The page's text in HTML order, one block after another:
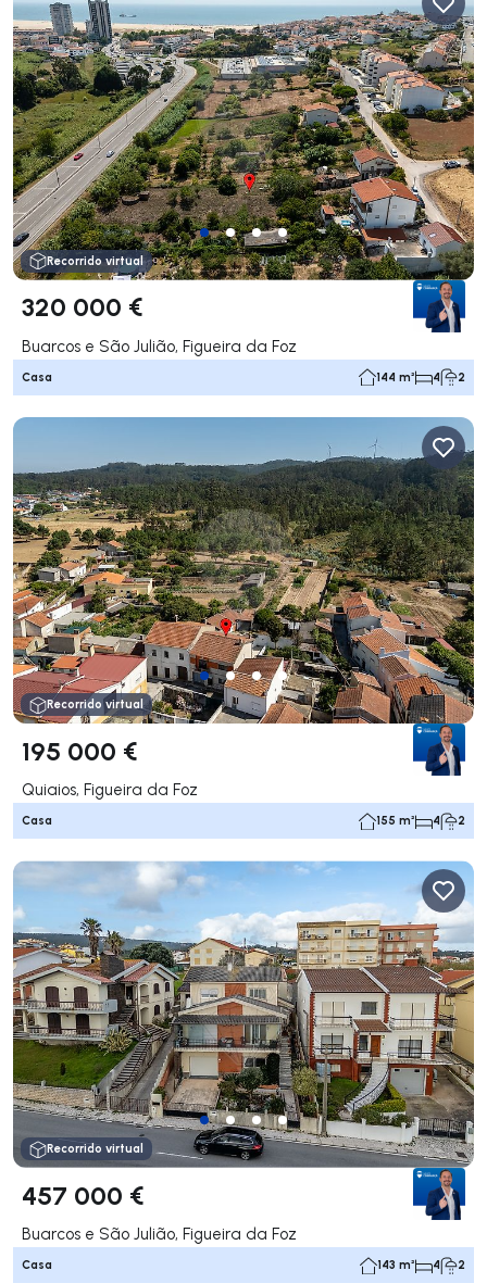
Recorrido virtual
320 000 €
Buarcos e São Julião, Figueira da Foz
Casa 144 m² 4 2
Recorrido virtual
195 000 €
Quiaios, Figueira da Foz
Casa 155 m² 4 2
Recorrido virtual
457 000 €
Buarcos e São Julião, Figueira da Foz
Casa 143 m² 4 2